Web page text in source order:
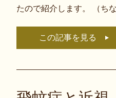
たので紹介します。 （ち
この記事を見る